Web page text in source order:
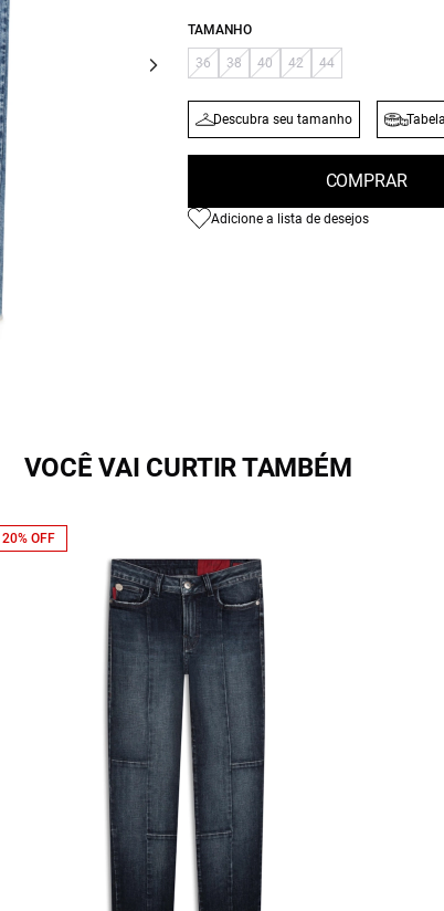
TAMANHO
36 38 40 42 44
Descubra seu tamanho
COMPRAR
Adicione a lista de desejos
VOCÊ VAI CURTIR TAMBÉM
20% OFF